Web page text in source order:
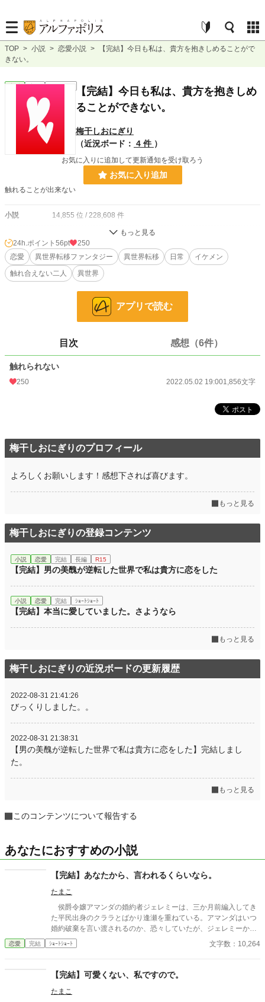
TOP > 小説 > 恋愛小説 >
【完結】今日も私は、貴方を抱きしめることがで
きない。
恋愛 完結 ｼｮｰﾄｼｮｰﾄ
【完結】今日も私は、貴方を抱きしめ
ることができない。
梅干しおにぎり
（近況ボード： 4 件 ）
お気に入りに追加して更新通知を受け取ろう
お気に入り追加
触れることが出来ない
小説 14,855 位 / 228,608 件
6,598 位 / 66,317 件
お気に入り 43
24h.ポイント 56 pt
2022.05.02 19:00
2022.05.02 19:00
初回完結日時
週間ポイント
累計ポイント 117,819 pt (27,594 位)
24h.ポイント 56pt
250
恋愛
異世界転移ファンタジー 異世界転移 日常
イケメン
触れ合えない二人
異世界
アプリで読む
目次 感想（6件）
触れられない
250 2022.05.02 19:001,856文字
梅干しおにぎりのプロフィール
よろしくお願いします！感想下されば喜びます。
もっと見る
梅干しおにぎりの登録コンテンツ
小説 恋愛 完結 長編 R15
【完結】男の美醜が逆転した世界で私は貴方に恋をした
小説 恋愛 完結 ｼｮｰﾄｼｮｰﾄ
【完結】本当に愛していました。さようなら
もっと見る
梅干しおにぎりの近況ボードの更新履歴
2022-08-31 21:41:26
びっくりしました。。
2022-08-31 21:38:31
【男の美醜が逆転した世界で私は貴方に恋をした】完結しまし
た。
もっと見る
このコンテンツについて報告する
あなたにおすすめの小説
【完結】あなたから、言われるくらいなら。
たまこ
侯爵令嬢アマンダの婚約者ジェレミーは、三か月前編入してき
た平民出身のクララとばかり逢瀬を重ねている。アマンダはいつ
婚約破棄を言い渡されるのか、恐々していたが、ジェレミーから
言われた言葉とは……。 2023.4.25 HOTランキング36位／24hラ
ンキング30位 ありがとうございました！
恋愛 完結 ｼｮｰﾄｼｮｰﾄ 文字数：10,264
【完結】可愛くない、私ですので。
たまこ